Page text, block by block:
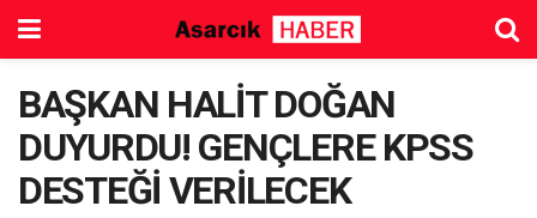
BAŞKAN HALİT DOĞAN
DUYURDU! GENÇLERE KPSS
DESTEĞİ VERİLECEK